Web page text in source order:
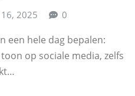
2025 0
een hele dag bepalen:
op sociale media, zelfs